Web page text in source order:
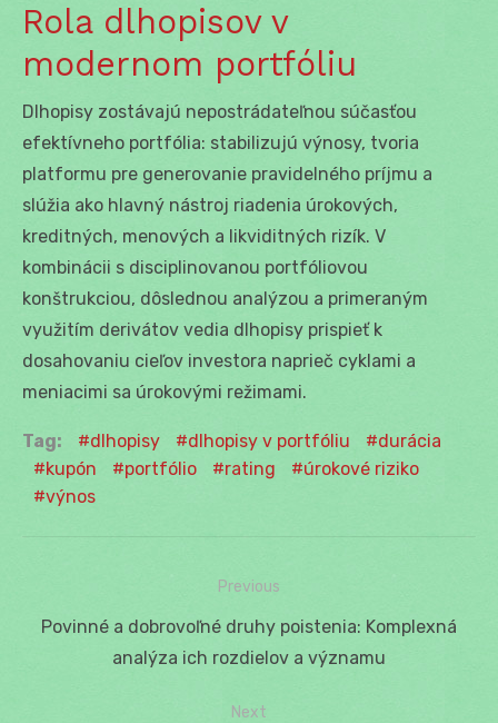
Rola dlhopisov v
modernom portfóliu
Dlhopisy zostávajú nepostrádateľnou súčasťou
efektívneho portfólia: stabilizujú výnosy, tvoria
platformu pre generovanie pravidelného príjmu a
slúžia ako hlavný nástroj riadenia úrokových,
kreditných, menových a likviditných rizík. V
kombinácii s disciplinovanou portfóliovou
konštrukciou, dôslednou analýzou a primeraným
využitím derivátov vedia dlhopisy prispieť k
dosahovaniu cieľov investora naprieč cyklami a
meniacimi sa úrokovými režimami.
Tag: dlhopisy dlhopisy v portfóliu
durácia
kupón
portfólio rating
úrokové riziko
výnos
Navigácia
Previous
Previous
Povinné a dobrovoľné druhy poistenia: Komplexná
analýza ich rozdielov a významu
Next